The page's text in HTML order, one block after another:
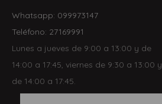
Whatsapp: 099973147
Teléfono: 27169991
Lunes a jueves de 9:00 a 13:00 y de
14:00 a 17:45, viernes de 9:30 a 13:00 y
de 14:00 a 17:45.